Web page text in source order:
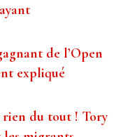
de l’Open
expliqué
rien du tout ! Tory